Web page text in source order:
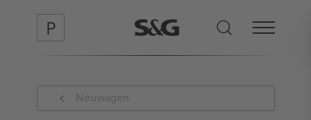
Neuwagen